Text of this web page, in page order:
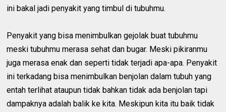
ini bakal jadi penyakit yang timbul di tubuhmu.
Penyakit yang bisa menimbulkan gejolak buat tubuhmu
meski tubuhmu merasa sehat dan bugar. Meski pikiranmu
juga merasa enak dan seperti tidak terjadi apa-apa. Penyakit
ini terkadang bisa menimbulkan benjolan dalam tubuh yang
entah terlihat ataupun tidak bahkan tidak ada benjolan tapi
dampaknya adalah balik ke kita. Meskipun kita itu baik tidak